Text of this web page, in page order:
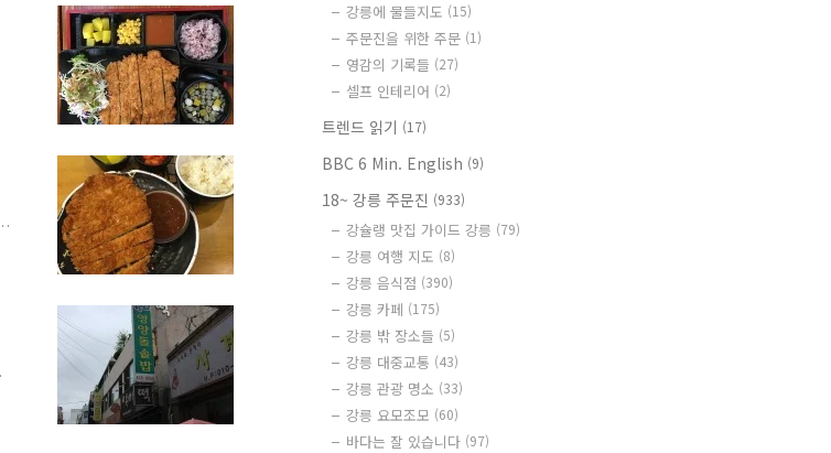
강릉에 물들지도 (15)
주문진을 위한 주문 (1)
영감의 기록들 (27)
셀프 인테리어 (2)
트렌드 읽기 (17)
BBC 6 Min. English (9)
18~ 강릉 주문진 (933)
강슐랭 맛집 가이드 강릉 (79)
강릉 여행 지도 (8)
강릉 음식점 (390)
강릉 카페 (175)
강릉 밖 장소들 (5)
강릉 대중교통 (43)
강릉 관광 명소 (33)
강릉 요모조모 (60)
바다는 잘 있습니다 (97)